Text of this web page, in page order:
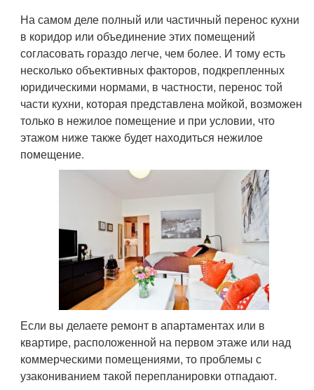
На самом деле полный или частичный перенос кухни
в коридор или объединение этих помещений
согласовать гораздо легче, чем более. И тому есть
несколько объективных факторов, подкрепленных
юридическими нормами, в частности, перенос той
части кухни, которая представлена мойкой, возможен
только в нежилое помещение и при условии, что
этажом ниже также будет находиться нежилое
помещение.
Если вы делаете ремонт в апартаментах или в
квартире, расположенной на первом этаже или над
коммерческими помещениями, то проблемы с
узакониванием такой перепланировки отпадают.